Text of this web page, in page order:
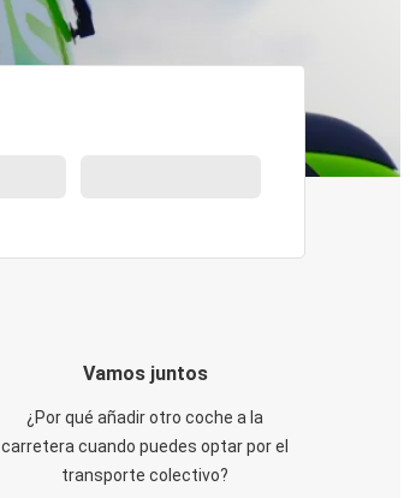
Vamos juntos
¿Por qué añadir otro coche a la
carretera cuando puedes optar por el
transporte colectivo?